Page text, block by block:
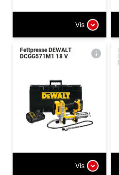
Vis
Fettpresse DEWALT
DCGG571M1 18 V
Vis